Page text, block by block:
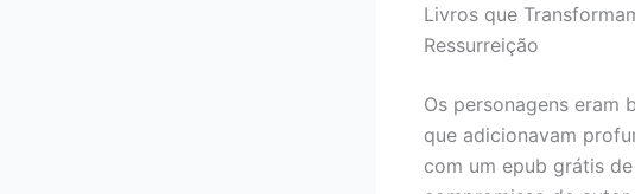
Livros que
Ressurreição
Os personagens eram
que adicionavam
com um epub grátis